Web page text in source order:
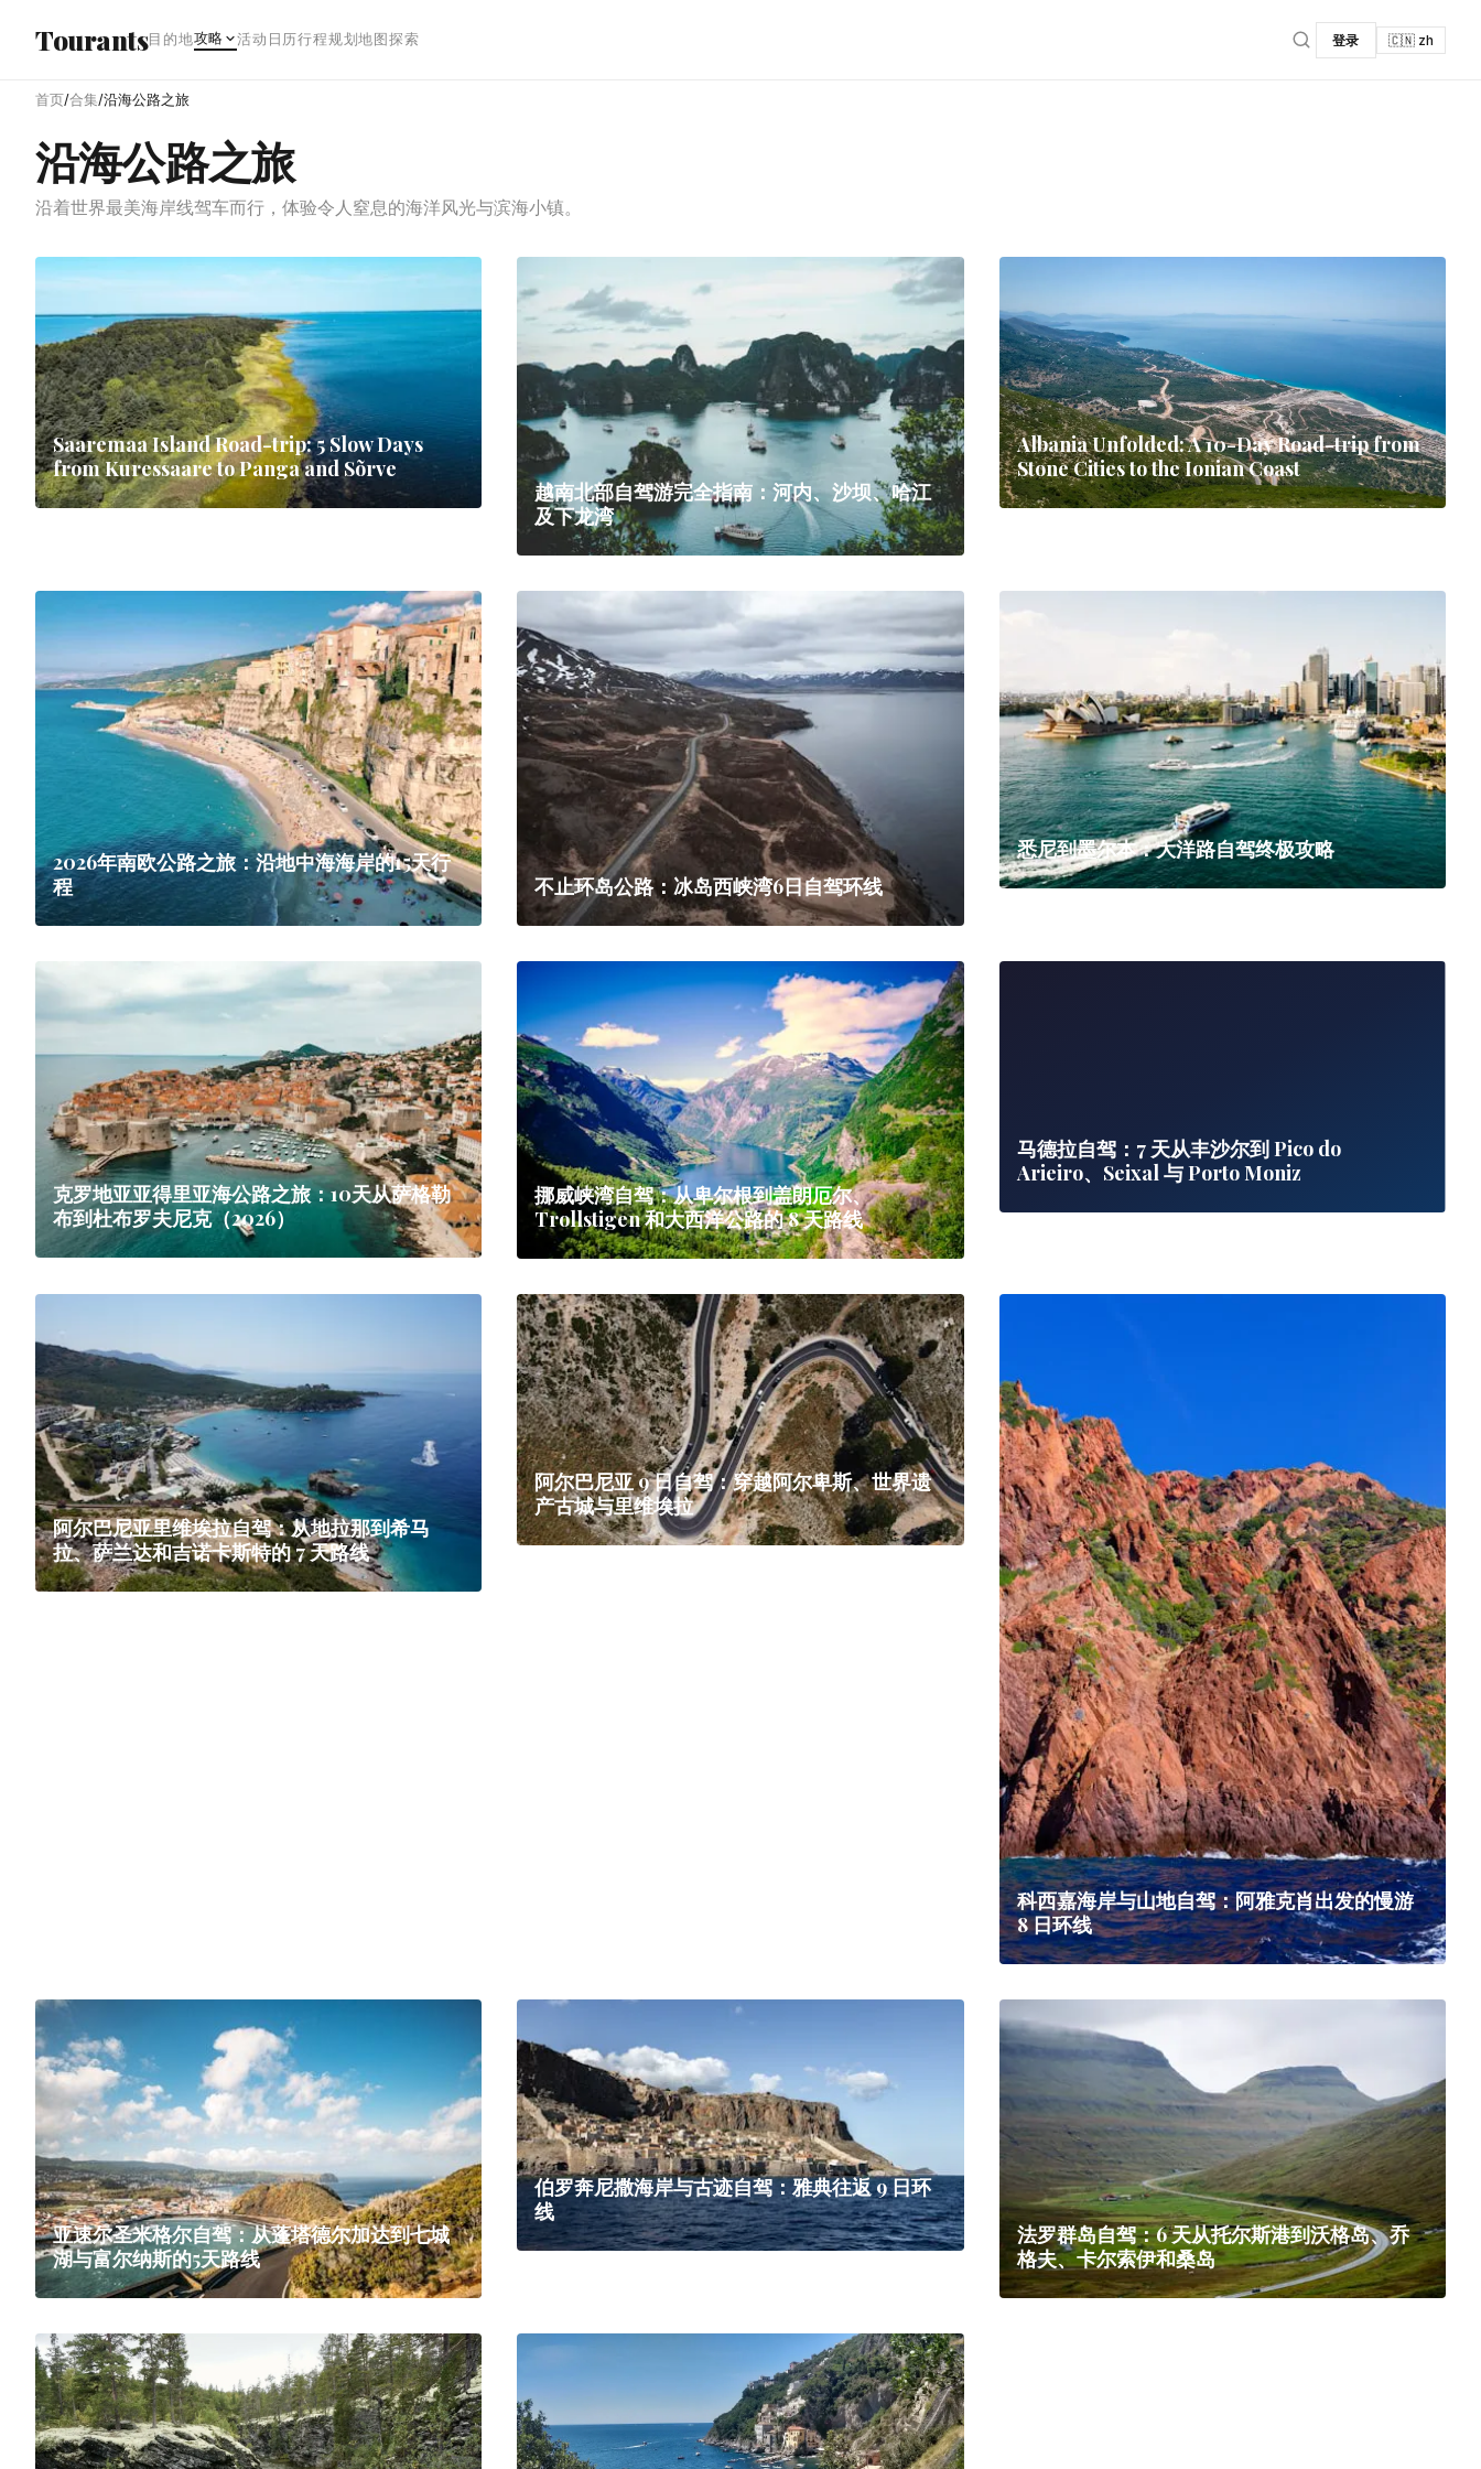
Tourants目的地攻略 活动日历行程规划地图探索 登录 🇨🇳 zh
首页/合集/沿海公路之旅
沿海公路之旅
沿着世界最美海岸线驾车而行，体验令人窒息的海洋风光与滨海小镇。
Saaremaa Island Road-trip: 5 Slow Days
from Kuressaare to Panga and Sõrve
越南北部自驾游完全指南：河内、沙坝、哈江
及下龙湾
Albania Unfolded: A 10-Day Road-trip from
Stone Cities to the Ionian Coast
2026年南欧公路之旅：沿地中海海岸的15天行
程
不止环岛公路：冰岛西峡湾6日自驾环线
悉尼到墨尔本：大洋路自驾终极攻略
克罗地亚亚得里亚海公路之旅：10天从萨格勒
布到杜布罗夫尼克（2026）
挪威峡湾自驾：从卑尔根到盖朗厄尔、
Trollstigen 和大西洋公路的 8 天路线
马德拉自驾：7 天从丰沙尔到 Pico do
Arieiro、Seixal 与 Porto Moniz
阿尔巴尼亚里维埃拉自驾：从地拉那到希马
拉、萨兰达和吉诺卡斯特的 7 天路线
阿尔巴尼亚 9 日自驾：穿越阿尔卑斯、世界遗
产古城与里维埃拉
科西嘉海岸与山地自驾：阿雅克肖出发的慢游
8 日环线
亚速尔圣米格尔自驾：从蓬塔德尔加达到七城
湖与富尔纳斯的5天路线
伯罗奔尼撒海岸与古迹自驾：雅典往返 9 日环
线
法罗群岛自驾：6 天从托尔斯港到沃格岛、乔
格夫、卡尔索伊和桑岛